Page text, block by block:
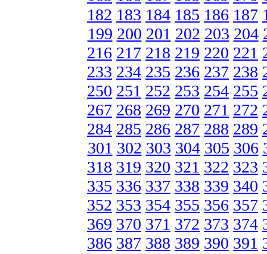
182 183 184 185 186 187
199 200 201 202 203 204
216 217 218 219 220 221
233 234 235 236 237 238
250 251 252 253 254 255
267 268 269 270 271 272
284 285 286 287 288 289
301 302 303 304 305 306
318 319 320 321 322 323
335 336 337 338 339 340
352 353 354 355 356 357
369 370 371 372 373 374
386 387 388 389 390 391